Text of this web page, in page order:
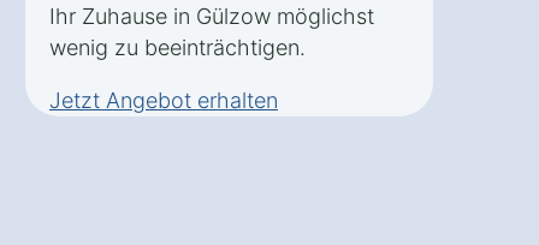
Ihr Zuhause in Gülzow möglichst
wenig zu beeinträchtigen.
Jetzt Angebot erhalten